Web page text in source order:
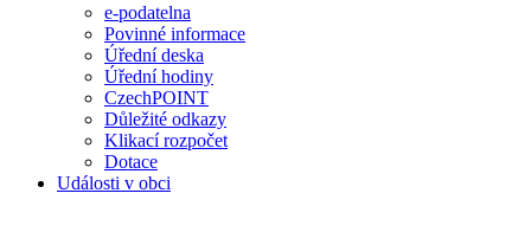
e-podatelna
Povinné informace
Úřední deska
Úřední hodiny
CzechPOINT
Důležité odkazy
Klikací rozpočet
Dotace
Události v obci